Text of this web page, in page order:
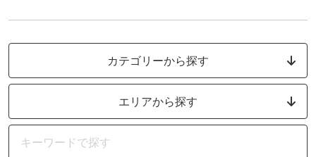
カテゴリーから探す
エリアから探す